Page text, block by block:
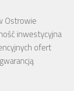
Ostrowie
inwestycyjna
ofert